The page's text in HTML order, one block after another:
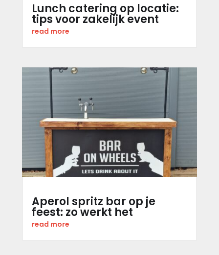
Lunch catering op locatie:
tips voor zakelijk event
read more
Aperol spritz bar op je
feest: zo werkt het
read more